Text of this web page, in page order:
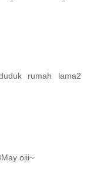
rumah lama2
oiii~